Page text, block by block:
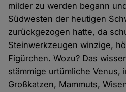
milder zu werden begann
Südwesten der heutigen
zurückgezogen hatte, da
Steinwerkzeugen winzige,
Figürchen. Wozu? Das
stämmige urtümliche Venus,
Großkatzen, Mammuts,